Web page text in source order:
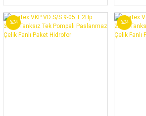
%34 %34